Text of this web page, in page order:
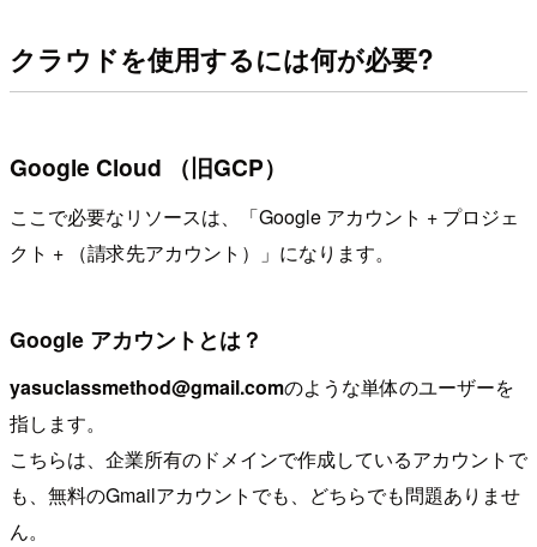
クラウドを使用するには何が必要?
Google Cloud （旧GCP）
ここで必要なリソースは、「Google アカウント + プロジェ
クト + （請求先アカウント）」になります。
Google アカウントとは？
yasuclassmethod@gmail.comのような単体のユーザーを
指します。
こちらは、企業所有のドメインで作成しているアカウントで
も、無料のGmailアカウントでも、どちらでも問題ありませ
ん。